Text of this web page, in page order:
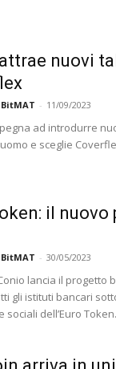
nuovi
- 11/09/2023
ad introdurre
e sceglie
il
- 30/05/2023
lancia il progetto
gli istituti bancari
sociali dell’Euro Token.